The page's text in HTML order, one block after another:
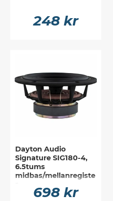
248 kr
Dayton Audio
Signature SIG180-4,
6.5tums
midbas/mellanregiste
698 kr